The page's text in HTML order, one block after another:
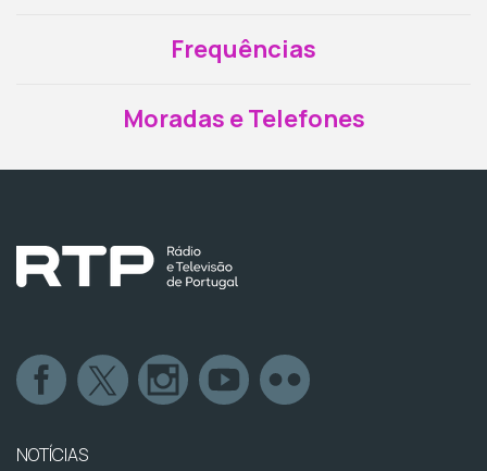
Frequências
Moradas e Telefones
NOTÍCIAS